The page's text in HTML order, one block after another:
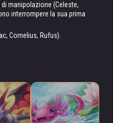
manipolazione (Celeste,
interrompere la sua prima
Cornelius, Rufus).